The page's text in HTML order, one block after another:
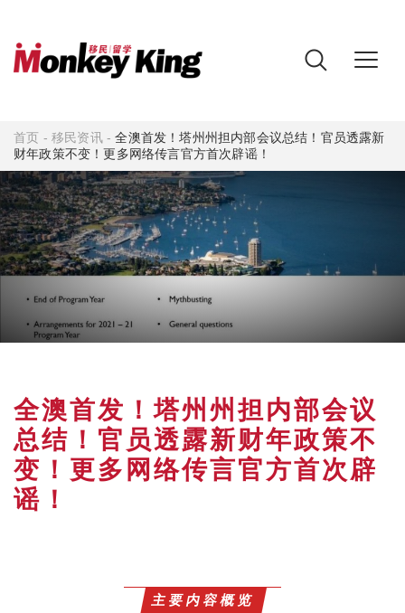
首页 -移民资讯-全澳首发！塔州州担内部会议总结！官员透露新
财年政策不变！更多网络传言官方首次辟谣！
全澳首发！塔州州担内部会议
总结！官员透露新财年政策不
变！更多网络传言官方首次辟
谣！
主要内容概览